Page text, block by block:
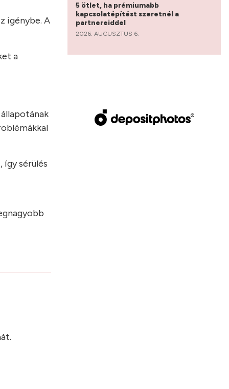
igénybe. A
a
így sérülés
5 ötlet, ha prémiumabb
kapcsolatépítést szeretnél a
partnereiddel
2026. AUGUSZTUS 6.